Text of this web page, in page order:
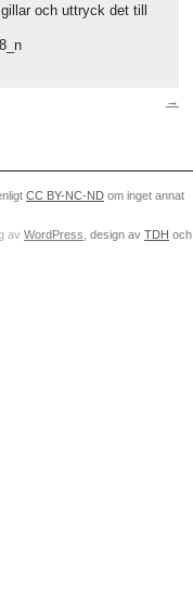
och uttryck det till
→
CC BY-NC-ND om inget annat
av WordPress , design av TDH och